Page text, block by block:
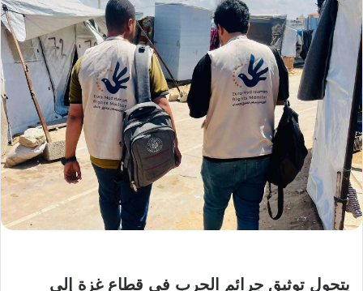
يتحول توثيق جرائم الحرب في قطاع غزة إلى